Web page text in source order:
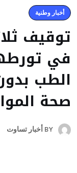
أخبار وطنية
توقيف
في
الطب
صحة
BY أخبار تساوت